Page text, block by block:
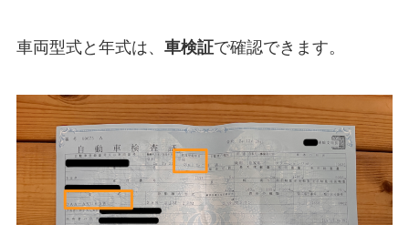
車両型式と年式は、 車検証で確認できます。